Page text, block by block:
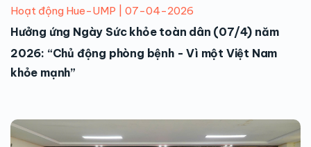
Hoạt động Hue-UMP | 07-04-2026
Hưởng ứng Ngày Sức khỏe toàn dân (07/4) năm
2026: “Chủ động phòng bệnh - Vì một Việt Nam
khỏe mạnh”